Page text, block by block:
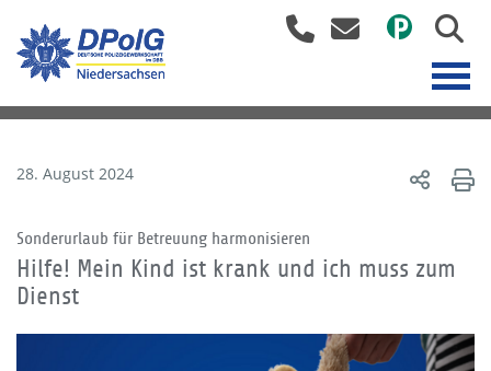
28. August 2024
Sonderurlaub für Betreuung harmonisieren
Hilfe! Mein Kind ist krank und ich muss zum
Dienst